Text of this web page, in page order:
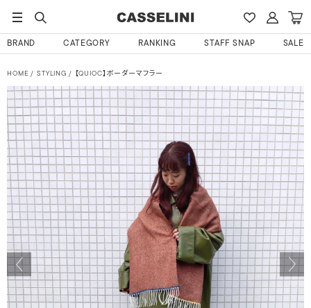
BRAND CATEGORY RANKING STAFF SNAP SALE
HOME STYLING 【QUIOC】ボーダーマフラー